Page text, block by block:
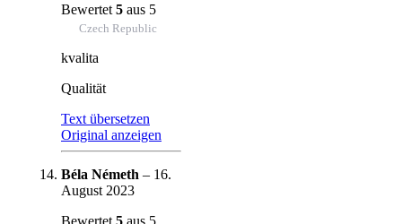
Bewertet 5 aus 5
Czech Republic
kvalita
Qualität
Text übersetzen
Original anzeigen
Béla Németh – 16.
August 2023
Bewertet 5 aus 5